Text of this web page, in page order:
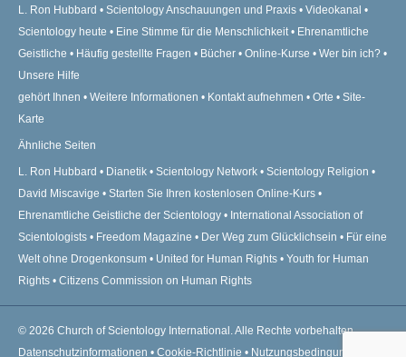
L. Ron Hubbard Scientology Anschauungen und Praxis
Videokanal
Scientology heute
Eine Stimme für die Menschlichkeit
Ehrenamtliche
Geistliche
Häufig gestellte Fragen Bücher Online-Kurse
Wer bin ich?
Unsere Hilfe
gehört Ihnen
Weitere Informationen Kontakt aufnehmen Orte
Site-
Karte
Ähnliche Seiten
L. Ron Hubbard Dianetik Scientology Network
Scientology Religion
David Miscavige
Starten Sie Ihren kostenlosen Online-Kurs
Ehrenamtliche Geistliche der Scientology
International Association of
Scientologists
Freedom Magazine Der Weg zum Glücklichsein
Für eine
Welt ohne Drogenkonsum
United for Human Rights
Youth for Human
Rights
Citizens Commission on Human Rights
© 2026 Church of Scientology International.Alle Rechte vorbehalten.
Datenschutzinformationen • Cookie-Richtlinie • Nutzungsbedingungen